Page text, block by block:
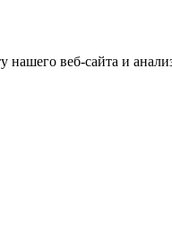
веб-сайта и